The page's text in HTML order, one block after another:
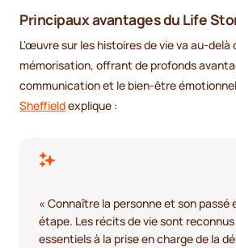
Principaux avantages du Life
L'œuvre sur les histoires de vie va au-delà
mémorisation, offrant de profonds
communication et le bien-être
Sheffieldexplique :
« Connaître la personne et son passé
étape. Les récits de vie sont
essentiels à la prise en charge de la